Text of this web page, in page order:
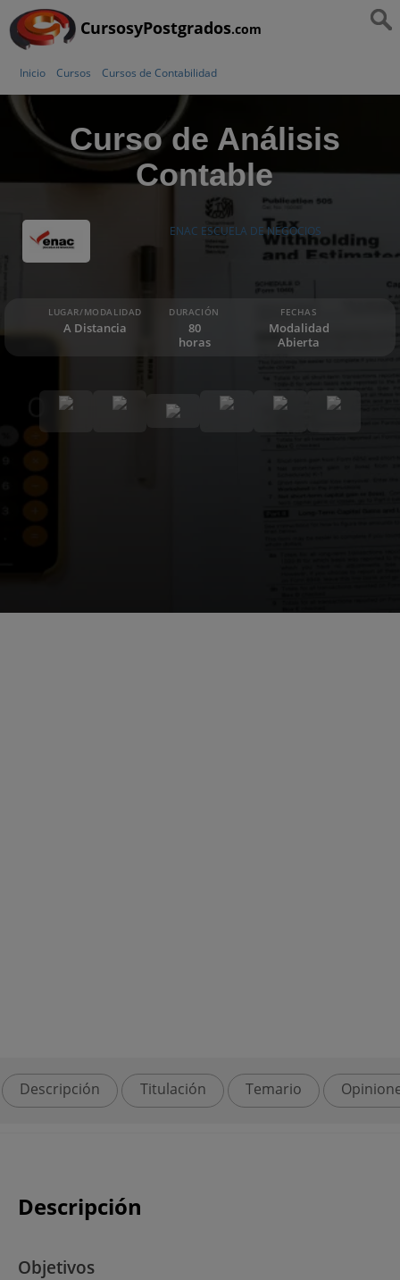
CursosyPostgrados.com
Inicio Cursos Cursos de Contabilidad
Curso de Análisis
Contable
ENAC ESCUELA DE NEGOCIOS
LUGAR/MODALIDAD
A Distancia
DURACIÓN
80
horas
FECHAS
Modalidad
Abierta
Descripción Titulación Temario
Descripción
Objetivos